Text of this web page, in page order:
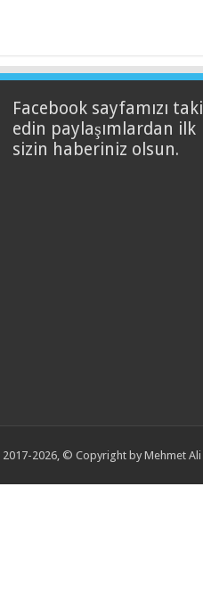
Facebook sayfamızı
edin paylaşımlardan ilk
sizin haberiniz olsun.
2017-2026, © Copyright by Mehmet Ali